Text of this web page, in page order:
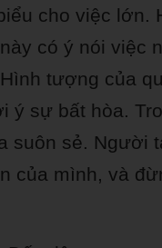
cho việc lớn.
có ý nói việc
tượng của
ý sự bất hòa.
suôn sẻ. Người
của mình, và